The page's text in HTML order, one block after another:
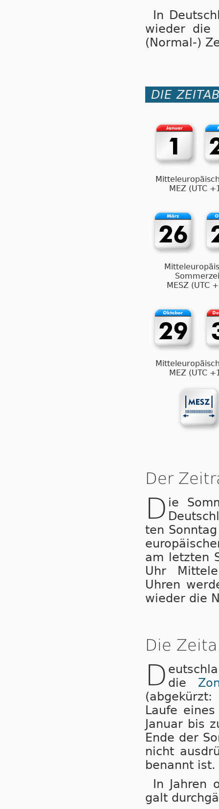
In
wie­der die
(Nor­mal-)
DIE
MEZ (UTC
MESZ (UTC
MEZ (UTC
Der
D ie
ten
am letzten
Uhr
Uhren
wieder die
Die
D die
Laufe
Januar bis
Ende der
nicht
benannt ist.
In Jahren
galt